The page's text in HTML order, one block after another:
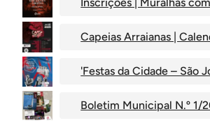
Capeias Arraianas |
'Festas da Cidade – São
Boletim Municipal N.º 1/